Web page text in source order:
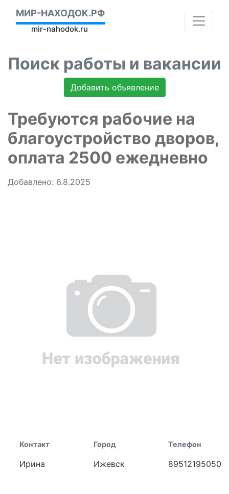
МИР-НАХОДОК.РФ
mir-nahodok.ru
Поиск работы и вакансии
Добавить объявление
Требуются рабочие на
благоустройство дворов,
оплата 2500 ежедневно
Добавлено: 6.8.2025
Контакт
Ирина
Город
Ижевск
Телефон
89512195050